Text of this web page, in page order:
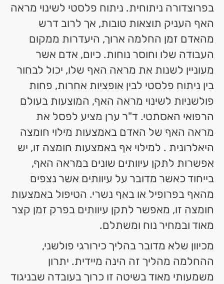
בפרוצדורה ניתוחית. ניתוח פלסטי לשינוי מראה
האף העניק תוצאות טובות, אך לרוב דרש
מהאדם זמן החלמה ארוך, היעדרות ממקום
העבודה שלו וחוסר נוחות. כיום, אדם אשר
מעוניין לשנות את מראה האף שלו, יכול לבחור
בין ניתוח פלסטי לבין אופציות אחרות, פחות
פולשניות לשינוי מראה האף, המוצעות בעולם
הרפואי האסתטי. ד"ר ערן מציע לפסל את
מראה האף של האדם באמצעות מילוי חומצה
היאלרונית . למילוי אף באמצעות חומצה זו, יש
אפשרות לתקן עיוותים שונים במראה האף,
בייחוד כאשר מדובר על עיוותים אשר נצפים
מהאף בפרופיל או באף נשרי. הטיפול באמצעות
חומצה זו, מאפשר לתקן עיוותים בפרק זמן קצר
מאוד ובמחיר נוח ומשתלם.
מכיוון שלא מדובר בהליך כירורגי פולשני,
ההחלמה מהליך זה הינה מיידית. יתרון
משמעותי מאוד בשיטה זו כרוך בעובדה שבניגוד